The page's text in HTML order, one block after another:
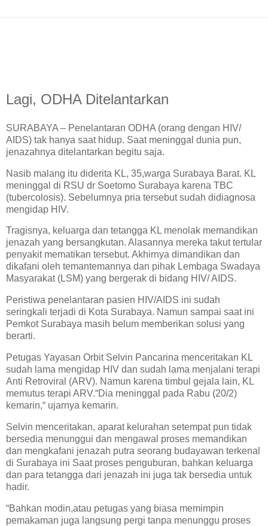
Lagi, ODHA Ditelantarkan
SURABAYA – Penelantaran ODHA (orang dengan HIV/
AIDS) tak hanya saat hidup. Saat meninggal dunia pun,
jenazahnya ditelantarkan begitu saja.
Nasib malang itu diderita KL, 35,warga Surabaya Barat. KL
meninggal di RSU dr Soetomo Surabaya karena TBC
(tubercolosis). Sebelumnya pria tersebut sudah didiagnosa
mengidap HIV.
Tragisnya, keluarga dan tetangga KL menolak memandikan
jenazah yang bersangkutan. Alasannya mereka takut tertular
penyakit mematikan tersebut. Akhirnya dimandikan dan
dikafani oleh temantemannya dan pihak Lembaga Swadaya
Masyarakat (LSM) yang bergerak di bidang HIV/ AIDS.
Peristiwa penelantaran pasien HIV/AIDS ini sudah
seringkali terjadi di Kota Surabaya. Namun sampai saat ini
Pemkot Surabaya masih belum memberikan solusi yang
berarti.
Petugas Yayasan Orbit Selvin Pancarina menceritakan KL
sudah lama mengidap HIV dan sudah lama menjalani terapi
Anti Retroviral (ARV). Namun karena timbul gejala lain, KL
memutus terapi ARV.“Dia meninggal pada Rabu (20/2)
kemarin,“ ujarnya kemarin.
Selvin menceritakan, aparat kelurahan setempat pun tidak
bersedia menunggui dan mengawal proses memandikan
dan mengkafani jenazah putra seorang budayawan terkenal
di Surabaya ini Saat proses penguburan, bahkan keluarga
dan para tetangga dari jenazah ini juga tak bersedia untuk
hadir.
“Bahkan modin,atau petugas yang biasa memimpin
pemakaman juga langsung pergi tanpa menunggu proses